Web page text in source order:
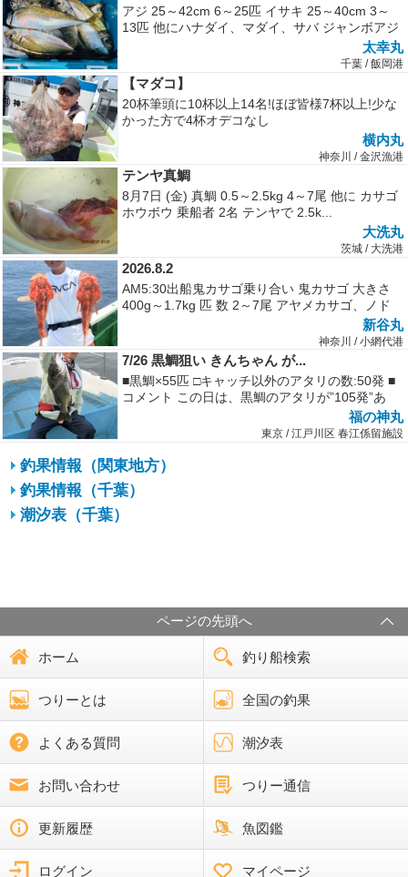
アジ 25～42cm 6～25匹 イサキ 25～40cm 3～
13匹 他にハナダイ、マダイ、サバ ジャンボアジ
太幸丸
千葉 / 飯岡港
【マダコ】
20杯筆頭に10杯以上14名!ほぼ皆様7杯以上!少な
かった方で4杯オデコなし
横内丸
神奈川 / 金沢漁港
テンヤ真鯛
8月7日 (金) 真鯛 0.5～2.5kg 4～7尾 他に カサゴ
ホウボウ 乗船者 2名 テンヤで 2.5k...
大洗丸
茨城 / 大洗港
2026.8.2
AM5:30出船鬼カサゴ乗り合い 鬼カサゴ 大きさ
400g～1.7kg 匹 数 2～7尾 アヤメカサゴ、ノド
新谷丸
神奈川 / 小網代港
7/26 黒鯛狙い きんちゃん が...
■黒鯛×55匹 □キャッチ以外のアタリの数:50発 ■
コメント この日は、黒鯛のアタリが”105発”あ
福の神丸
東京 / 江戸川区 春江係留施設
釣果情報（関東地方）
釣果情報（千葉）
潮汐表（千葉）
ページの先頭へ
ホーム 釣り船検索
つりーとは 全国の釣果
よくある質問 潮汐表
お問い合わせ つりー通信
更新履歴 魚図鑑
ログイン マイページ